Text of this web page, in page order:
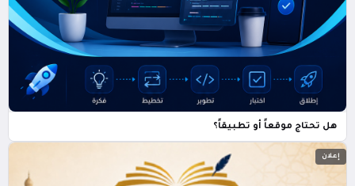
هل تحتاج موقعاً أو تطبيقاً؟
إعلان